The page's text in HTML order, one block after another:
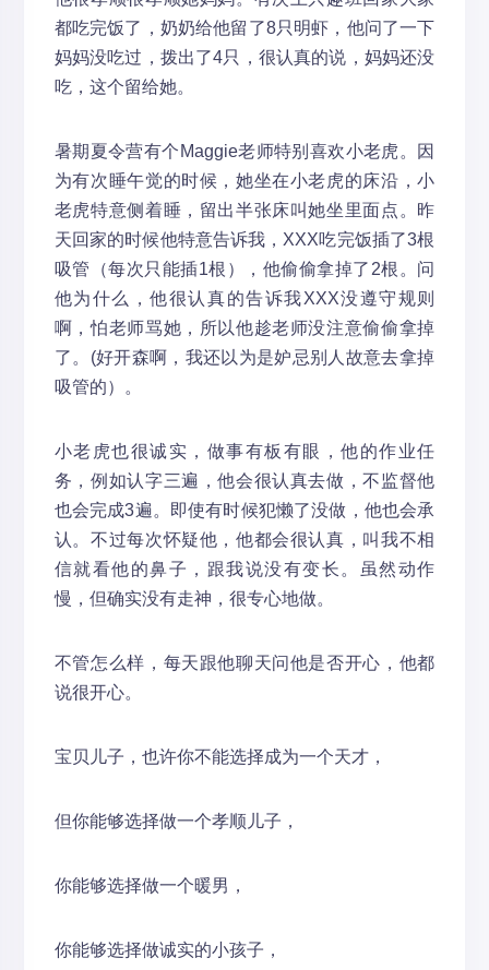
都吃完饭了，奶奶给他留了8只明虾，他问了一下
妈妈没吃过，拨出了4只，很认真的说，妈妈还没
吃，这个留给她。
暑期夏令营有个Maggie老师特别喜欢小老虎。因
为有次睡午觉的时候，她坐在小老虎的床沿，小
老虎特意侧着睡，留出半张床叫她坐里面点。昨
天回家的时候他特意告诉我，XXX吃完饭插了3根
吸管（每次只能插1根），他偷偷拿掉了2根。问
他为什么，他很认真的告诉我XXX没遵守规则
啊，怕老师骂她，所以他趁老师没注意偷偷拿掉
了。(好开森啊，我还以为是妒忌别人故意去拿掉
吸管的）。
小老虎也很诚实，做事有板有眼，他的作业任
务，例如认字三遍，他会很认真去做，不监督他
也会完成3遍。即使有时候犯懒了没做，他也会承
认。不过每次怀疑他，他都会很认真，叫我不相
信就看他的鼻子，跟我说没有变长。虽然动作
慢，但确实没有走神，很专心地做。
不管怎么样，每天跟他聊天问他是否开心，他都
说很开心。
宝贝儿子，也许你不能选择成为一个天才，
但你能够选择做一个孝顺儿子，
你能够选择做一个暖男，
你能够选择做诚实的小孩子，